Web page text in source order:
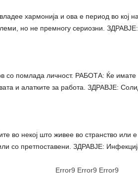
хармонија и ова е период во кој
но не премногу сериозни.
помлада личност. РАБОТА: Ќе имате
и алатките за работа. ЗДРАВЈЕ:
во некој што живее во странство или
со претпоставени. ЗДРАВЈЕ:
Error9 Error9 Error9